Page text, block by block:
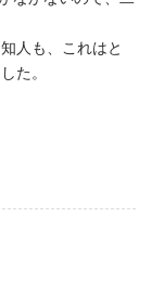
人も、これはと
た。